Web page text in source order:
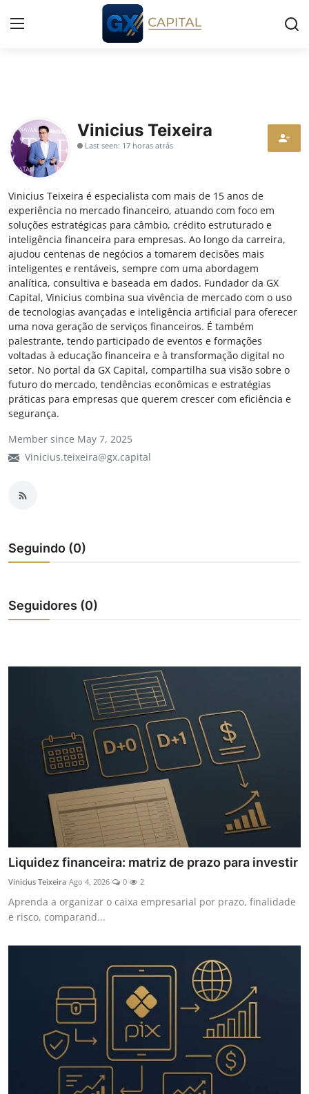
Início
Cursos
Wealth
Histórias
Contato
Câmbio
Crédito Empresarial
Newsletter
Radar Econômico
Sobre
GX explica
Seguro de Vida
Vinicius Teixeira
Last seen: 17 horas atrás
Vinicius Teixeira é especialista com mais de 15 anos de
experiência no mercado financeiro, atuando com foco em
soluções estratégicas para câmbio, crédito estruturado e
inteligência financeira para empresas. Ao longo da carreira,
ajudou centenas de negócios a tomarem decisões mais
inteligentes e rentáveis, sempre com uma abordagem
analítica, consultiva e baseada em dados. Fundador da GX
Capital, Vinicius combina sua vivência de mercado com o uso
de tecnologias avançadas e inteligência artificial para oferecer
uma nova geração de serviços financeiros. É também
palestrante, tendo participado de eventos e formações
voltadas à educação financeira e à transformação digital no
setor. No portal da GX Capital, compartilha sua visão sobre o
futuro do mercado, tendências econômicas e estratégias
práticas para empresas que querem crescer com eficiência e
segurança.
Member since May 7, 2025
Vinicius.teixeira@gx.capital
Seguindo (0)
Seguidores (0)
Liquidez financeira: matriz de prazo para investir
Vinicius Teixeira Ago 4, 2026 0 2
Aprenda a organizar o caixa empresarial por prazo, finalidade
e risco, comparand...